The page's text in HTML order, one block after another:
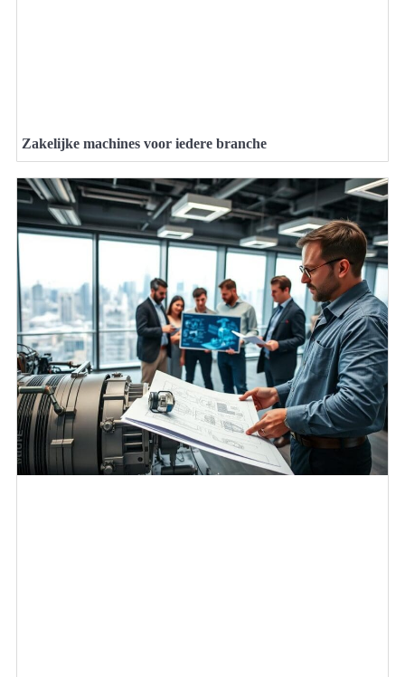
Zakelijke machines voor iedere branche